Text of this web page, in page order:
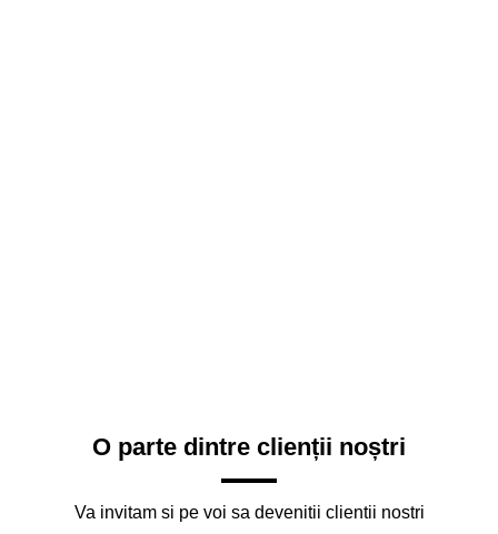
O parte dintre clienții noștri
Va invitam si pe voi sa devenitii clientii nostri